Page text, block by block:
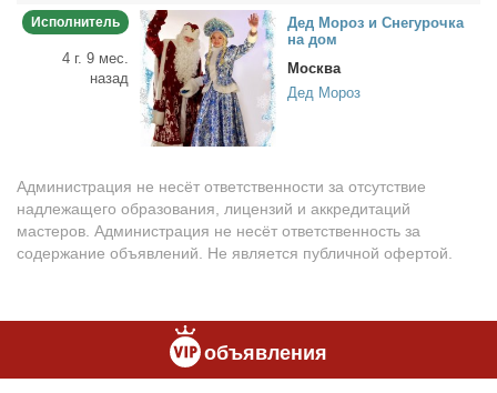
Исполнитель
4 г. 9 мес.
назад
Дед Мо­роз и Сне­гу­роч­ка
на дом
Москва
Дед Мороз
Администрация не несёт ответственности за отсутствие
надлежащего образования, лицензий и аккредитаций
мастеров. Администрация не несёт ответственность за
содержание объявлений. Не является публичной офертой.
объявления